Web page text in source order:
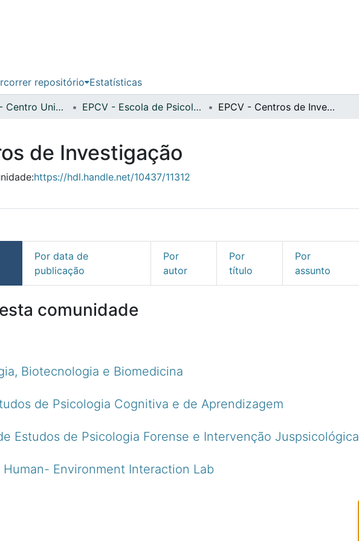
repositório Estatísticas
ULusófona - Centro Universitário de Lisboa EPCV - Escola de Psicologia e Ciências da Vida EPCV - Centros de Investigação
de Investigação
https://hdl.handle.net/10437/11312
Por data de
publicação
Por
autor
Por
título
Por
assunto
comunidade
Biotecnologia e Biomedicina
de Psicologia Cognitiva e de Aprendizagem
Estudos de Psicologia Forense e Intervenção Juspsicológica
Environment Interaction Lab